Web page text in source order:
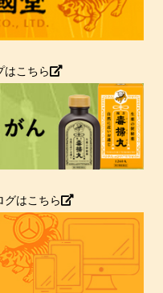
はこちら
グはこちら